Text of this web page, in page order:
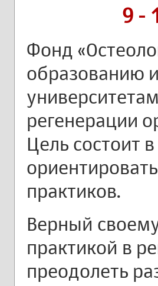
9 -
Фонд
образованию
регенерации
Цель состоит
практиков.
Верный
практикой в
преодолеть